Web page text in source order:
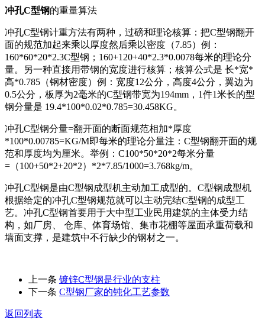
冲孔C型钢的重量算法
冲孔C型钢计重方法有两种，过磅和理论核算：把C型钢翻开
面的规范加起来乘以厚度然后乘以密度（7.85）例：
160*60*20*2.3C型钢；160+120+40*2.3*0.0078每米的理论分
量。另一种直接用带钢的宽度进行核算；核算公式是 长*宽*
高*0.785（钢材密度）例：宽度12公分，高度4公分，翼边为
0.5公分，板厚为2毫米的C型钢带宽为194mm，1件1米长的型
钢分量是 19.4*100*0.02*0.785=30.458KG。
冲孔C型钢分量=翻开面的断面规范相加*厚度
*100*0.00785=KG/M即每米的理论分量注：C型钢翻开面的规
范和厚度均为厘米。举例：C100*50*20*2每米分量
=（100+50*2+20*2）*2*7.85/1000=3.768kg/m。
冲孔C型钢是由C型钢成型机主动加工成型的。C型钢成型机
根据给定的冲孔C型钢规范就可以主动完结C型钢的成型工
艺。冲孔C型钢首要用于大中型工业民用建筑的主体受力结
构，如厂房、 仓库、体育场馆、集市花棚等屋面承重荷载和
墙面支撑，是建筑中不行缺少的钢材之一。
上一条 镀锌C型钢是行业的支柱
下一条 C型钢厂家的钝化工艺参数
返回列表